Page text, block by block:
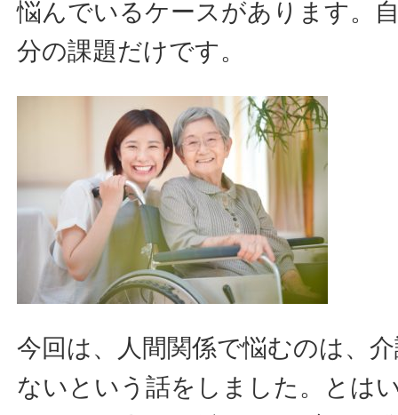
悩んでいるケースがあります。
分の課題だけです。
今回は、人間関係で悩むのは、
ないという話をしました。とは